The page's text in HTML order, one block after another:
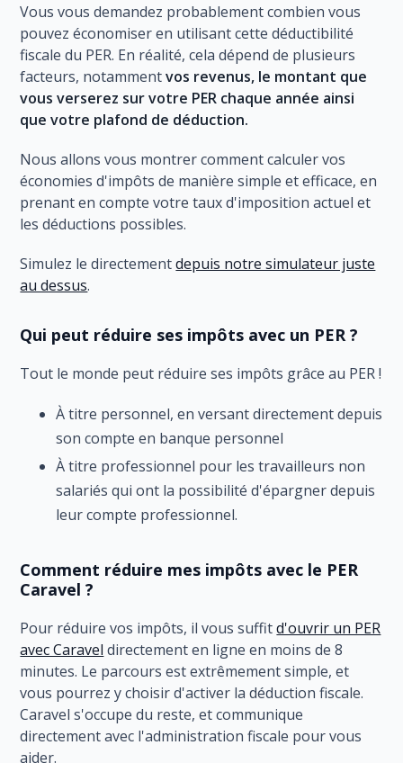
Vous vous demandez probablement combien vous
pouvez économiser en utilisant cette déductibilité
fiscale du PER. En réalité, cela dépend de plusieurs
facteurs, notammentvos revenus, le montant que
vous verserez sur votre PER chaque année ainsi
que votre plafond de déduction.
Nous allons vous montrer comment calculer vos
économies d'impôts de manière simple et efficace, en
prenant en compte votre taux d'imposition actuel et
les déductions possibles.
Simulez le directementdepuis notre simulateur juste
au dessus.
Qui peut réduire ses impôts avec un PER ?
Tout le monde peut réduire ses impôts grâce au PER !
À titre personnel, en versant directement depuis
son compte en banque personnel
À titre professionnel pour les travailleurs non
salariés qui ont la possibilité d'épargner depuis
leur compte professionnel.
Comment réduire mes impôts avec le PER
Caravel ?
Pour réduire vos impôts, il vous suffitd'ouvrir un PER
avec Caravel directement en ligne en moins de 8
minutes. Le parcours est extrêmement simple, et
vous pourrez y choisir d'activer la déduction fiscale.
Caravel s'occupe du reste, et communique
directement avec l'administration fiscale pour vous
aider.